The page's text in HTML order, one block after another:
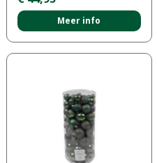
Meer info